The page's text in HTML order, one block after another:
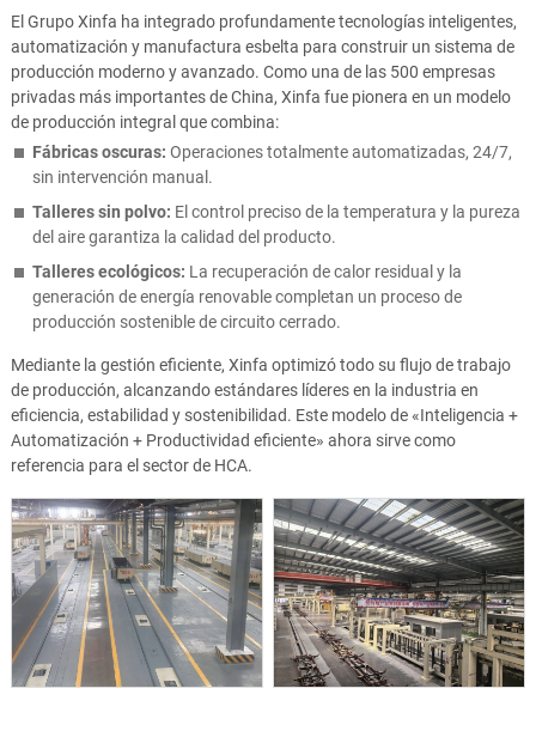
El Grupo Xinfa ha integrado profundamente tecnologías inteligentes,
automatización y manufactura esbelta para construir un sistema de
producción moderno y avanzado. Como una de las 500 empresas
privadas más importantes de China, Xinfa fue pionera en un modelo
de producción integral que combina:
Fábricas oscuras: Operaciones totalmente automatizadas, 24/7,
sin intervención manual.
Talleres sin polvo: El control preciso de la temperatura y la pureza
del aire garantiza la calidad del producto.
Talleres ecológicos: La recuperación de calor residual y la
generación de energía renovable completan un proceso de
producción sostenible de circuito cerrado.
Mediante la gestión eficiente, Xinfa optimizó todo su flujo de trabajo
de producción, alcanzando estándares líderes en la industria en
eficiencia, estabilidad y sostenibilidad. Este modelo de «Inteligencia +
Automatización + Productividad eficiente» ahora sirve como
referencia para el sector de HCA.